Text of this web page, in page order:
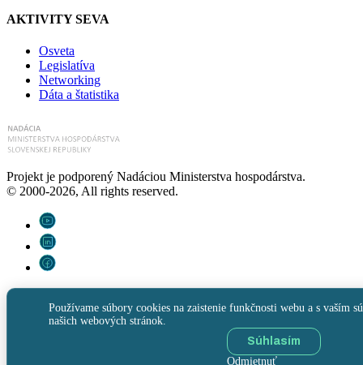
AKTIVITY SEVA
Osveta
Legislatíva
Networking
Dáta a štatistika
Projekt je podporený Nadáciou Ministerstva hospodárstva.
© 2000-2026, All rights reserved.
Používame súbory cookies na zaistenie funkčnosti webu a s vaším
našich webových stránok.
Súhlasím
Odmietnuť